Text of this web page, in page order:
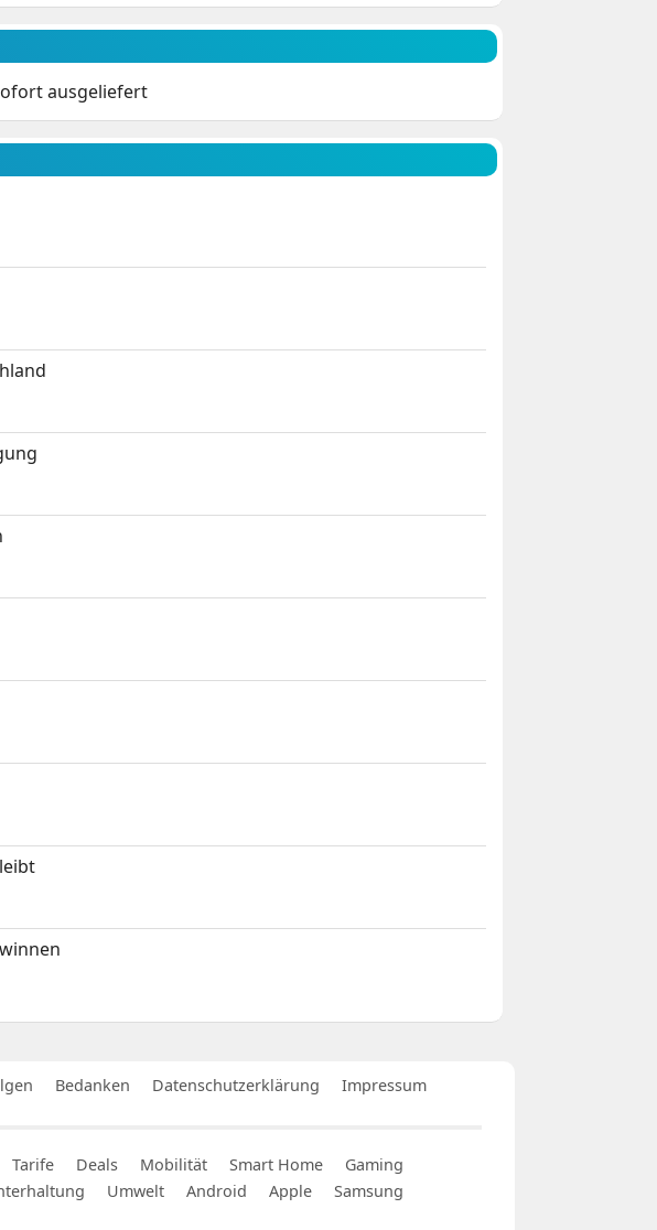
ausgeliefert
Bedanken Datenschutzerklärung
Impressum
Tarife Deals Mobilität Smart Home
Gaming
Umwelt Android Apple
Samsung